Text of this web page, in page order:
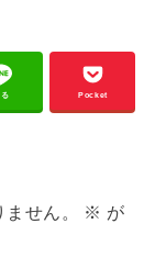
Pocket
せん。 ※ が